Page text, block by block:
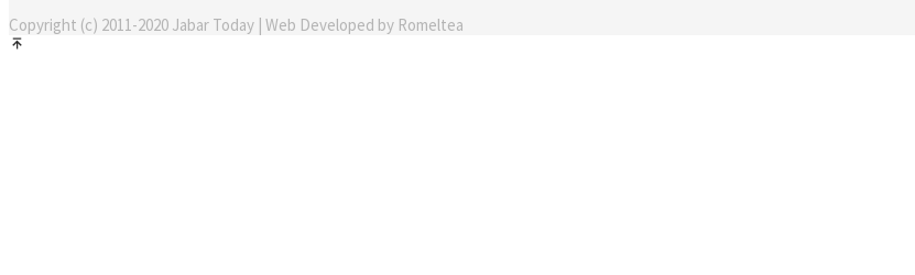
Copyright (c) 2011-2020 Jabar Today | Web Developed by Romeltea